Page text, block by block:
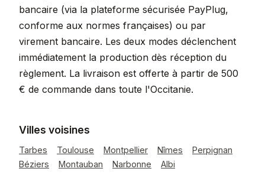
bancaire (via la plateforme sécurisée PayPlug,
conforme aux normes françaises) ou par
virement bancaire. Les deux modes déclenchent
immédiatement la production dès réception du
règlement. La livraison est offerte à partir de 500
€ de commande dans toute l'Occitanie.
Villes voisines
Tarbes Toulouse Montpellier Nîmes
Perpignan
Béziers
Montauban Narbonne Albi